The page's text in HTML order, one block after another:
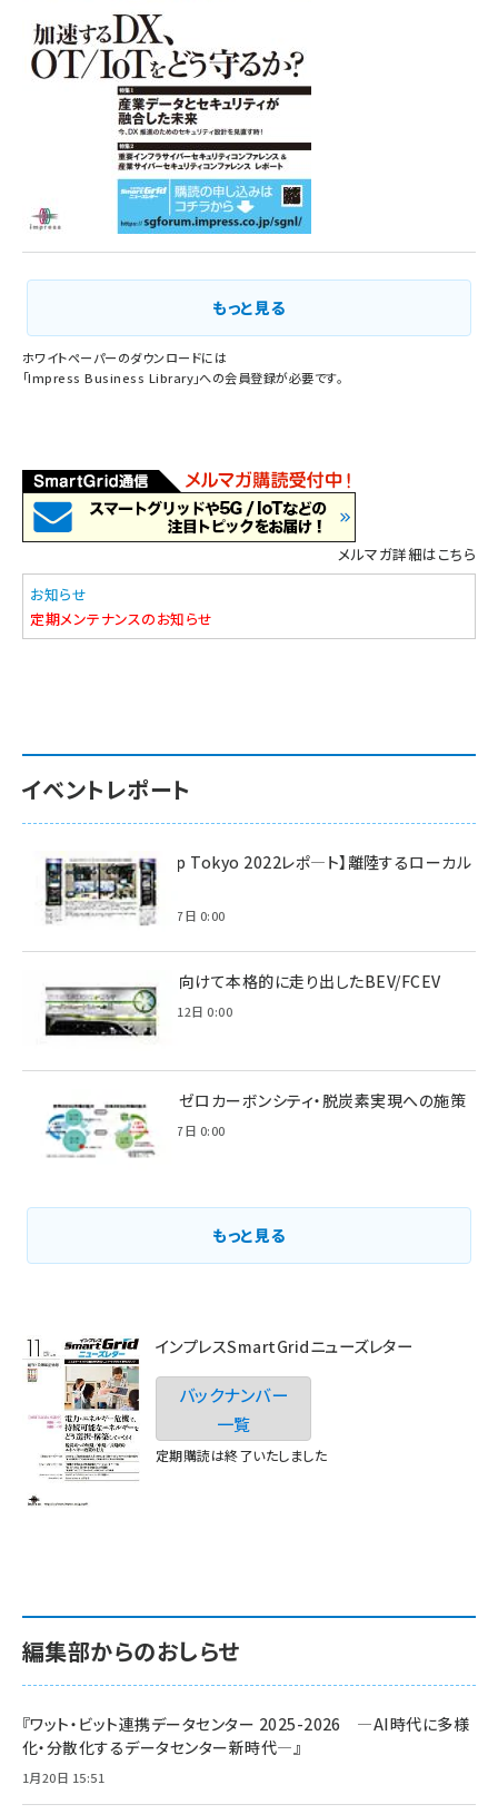
もっと見る
ホワイトペーパーのダウンロードには
「Impress Business Library」への会員登録が必要です。
メルマガ詳細はこちら
お知らせ
定期メンテナンスのお知らせ
イベントレポート
【Interop Tokyo 2022レポ—ト】離陸するローカル
5G！
2022年7月7日 0:00
脱炭素に向けて本格的に走り出したBEV/FCEV
2022年6月12日 0:00
環境省のゼロカーボンシティ・脱炭素実現への施策
2021年3月7日 0:00
もっと見る
インプレスSmartGridニューズレター
バックナンバー
一覧
定期購読は終了いたしました
編集部からのおしらせ
『ワット・ビット連携データセンター 2025-2026 ―AI時代に多様
化・分散化するデータセンター新時代―』
1月20日 15:51